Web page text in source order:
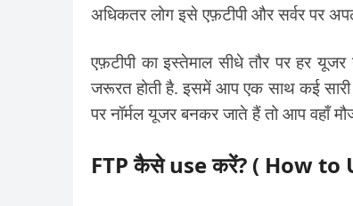
अधिकतर लोग इसे एफ़टीपी और सर्वर पर
एफ़टीपी का इस्तेमाल सीधे तौर पर हर
जरूरत होती है. इसमें आप एक साथ कई
पर नॉर्मल यूजर बनकर जाते हैं तो आप वहाँ
FTP कैसे use करें? ( How to